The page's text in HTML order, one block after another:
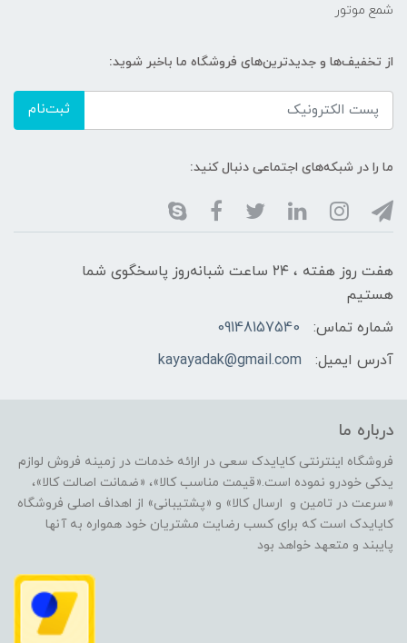
شمع موتور
از تخفیف‌ها و جدیدترین‌های فروشگاه ما باخبر شوید:
ثبت‌نام
ما را در شبکه‌های اجتماعی دنبال کنید:
هفت روز هفته ، ۲۴ ساعت شبانه‌روز پاسخگوی شما
هستیم
شماره تماس:
09148157540
آدرس ایمیل:
kayayadak@gmail.com
درباره ما
فروشگاه اینترنتی کایایدک سعی در ارائه خدمات در زمینه فروش لوازم
یدکی خودرو نموده است.«قیمت مناسب کالا»، «ضمانت اصالت کالا»،
«سرعت در تامین و ارسال کالا» و «پشتیبانی» از اهداف اصلی فروشگاه
کایایدک است که برای کسب رضایت مشتریان خود همواره به آنها
پایبند و متعهد خواهد بود